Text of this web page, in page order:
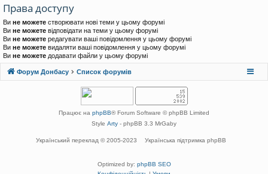
Права доступу
Ви не можете створювати нові теми у цьому форумі
Ви не можете відповідати на теми у цьому форумі
Ви не можете редагувати ваші повідомлення у цьому форумі
Ви не можете видаляти ваші повідомлення у цьому форумі
Ви не можете додавати файли у цьому форумі
Форум Донбасу Список форумів
Працює на phpBB® Forum Software © phpBB Limited
Style Arty - phpBB 3.3 MrGaby
Український переклад © 2005-2023 Українська підтримка phpBB
Optimized by: phpBB SEO